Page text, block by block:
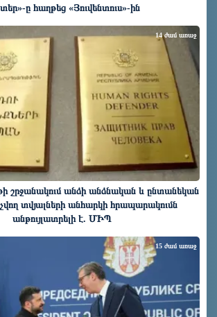
ը հաղթեց «Յուվենտուս»-ին
շրջանակում անձի անձնական և ընտանեկան
տվյալների անհարկի հրապարակումն
անթույլատրելի է. ՄԻՊ
14 ժամ առաջ
15 ժամ առաջ